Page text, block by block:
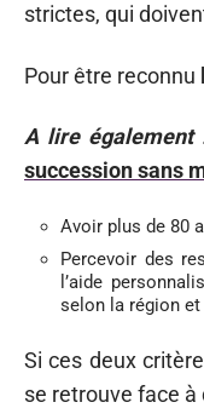
strictes, qui
Pour être reconnu
A lire également
succession sans
Avoir plus de 80
Percevoir des
l’aide
selon la région
Si ces deux
se retrouve face